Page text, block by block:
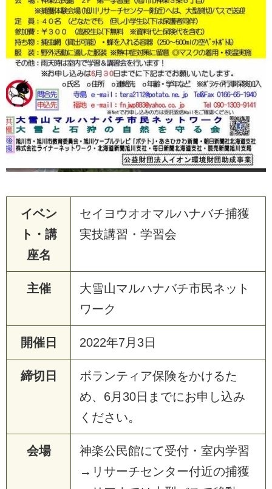
イベン
ト・講
座名
セイヨウオオマルハナバチ捕獲
実技講習・学習会
主催
大雪山マルハナバチ市民ネット
ワーク
開催日 2022年7月 3日
締切日 ボラ ンテ ィ ア保険をかけるた
め、 6月 30日 ま でにお申 し込み
く ださ い。
会場 神楽公民館にて受付 ・ 室内学習
→ リ サーチセンター付近の捕獲